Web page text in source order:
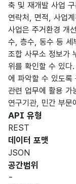
축 및 재개발 사업
연락처, 면적, 사업
사업은 주거환경 개
수, 층수, 동수 등 세
조합 사무소 정보가
위를 확인할 수 있다
에 파악할 수 있도록
관련 업무에 활용 가
연구기관, 민간 부문
API 유형
REST
데이터 포맷
JSON
공간범위
-